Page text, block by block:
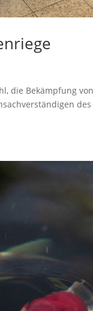
die Bekämpfung